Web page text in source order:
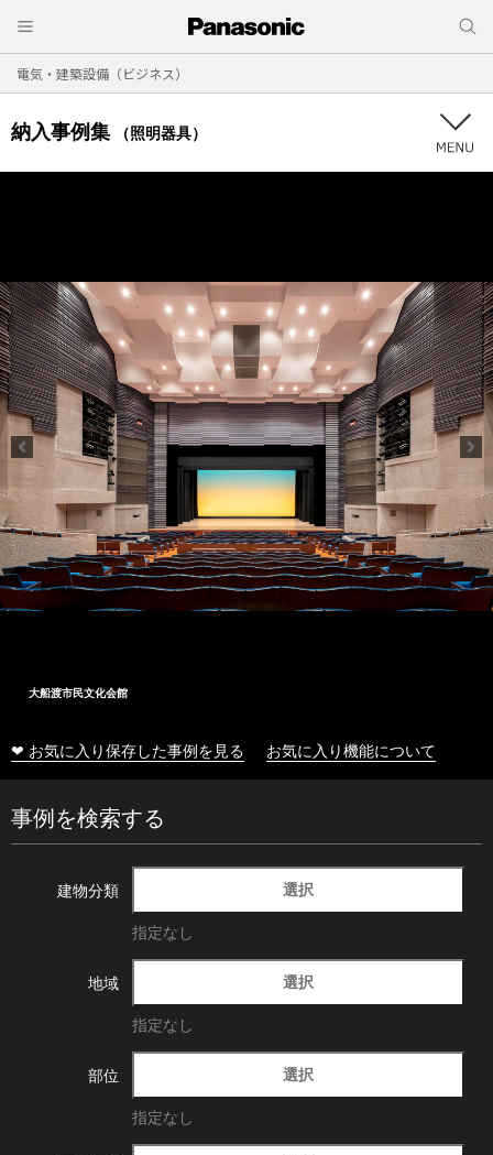
電気・建築設備（ビジネス）
納入事例集 （照明器具）
大船渡市民文化会館
❤ お気に入り保存した事例を見る お気に入り機能について
事例を検索する
建物分類 選択
指定なし
地域 選択
指定なし
部位 選択
指定なし